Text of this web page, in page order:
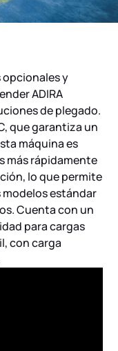
y
ADIRA
de plegado.
que garantiza un
máquina es
más rápidamente
lo que permite
modelos estándar
Cuenta con un
para cargas
con carga